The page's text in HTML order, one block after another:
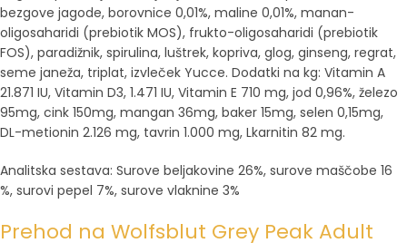
bezgove jagode, borovnice 0,01%, maline 0,01%, manan-
oligosaharidi (prebiotik MOS), frukto-oligosaharidi (prebiotik
FOS), paradižnik, spirulina, luštrek, kopriva, glog, ginseng, regrat,
seme janeža, triplat, izvleček Yucce. Dodatki na kg: Vitamin A
21.871 IU, Vitamin D3, 1.471 IU, Vitamin E 710 mg, jod 0,96%, železo
95mg, cink 150mg, mangan 36mg, baker 15mg, selen 0,15mg,
DL-metionin 2.126 mg, tavrin 1.000 mg, Lkarnitin 82 mg.
Analitska sestava: Surove beljakovine 26%, surove maščobe 16
%, surovi pepel 7%, surove vlaknine 3%
Prehod na Wolfsblut Grey Peak Adult